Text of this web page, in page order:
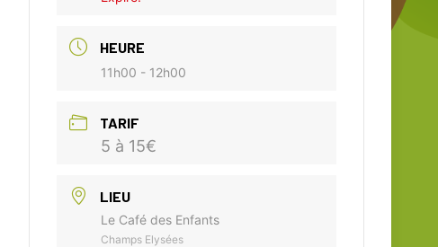
HEURE
11h00 - 12h00
TARIF
5 à 15€
LIEU
Le Café des Enfants
Champs Elysées